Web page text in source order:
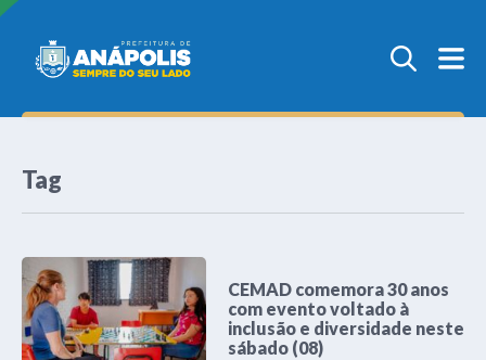
Tag
CEMAD comemora 30 anos
com evento voltado à
inclusão e diversidade neste
sábado (08)